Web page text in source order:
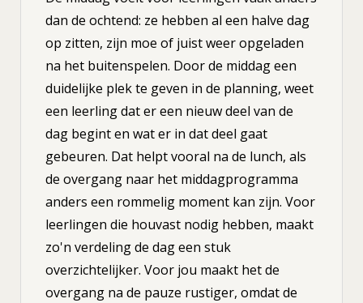
dan de ochtend: ze hebben al een halve dag
op zitten, zijn moe of juist weer opgeladen
na het buitenspelen. Door de middag een
duidelijke plek te geven in de planning, weet
een leerling dat er een nieuw deel van de
dag begint en wat er in dat deel gaat
gebeuren. Dat helpt vooral na de lunch, als
de overgang naar het middagprogramma
anders een rommelig moment kan zijn. Voor
leerlingen die houvast nodig hebben, maakt
zo'n verdeling de dag een stuk
overzichtelijker. Voor jou maakt het de
overgang na de pauze rustiger, omdat de